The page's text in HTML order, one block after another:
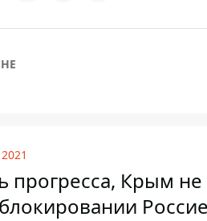
прогресса, Крым